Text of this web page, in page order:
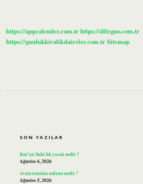
https://appcalender.com.trhttps://dilegno.com.tr
https://gunlukkiralikdaireler.com.trSitemap
SON YAZILAR
Kur’an’daki ilk yasak nedir ?
Ağustos 6, 2026
Avşin isminin anlamı nedir ?
Ağustos 5, 2026